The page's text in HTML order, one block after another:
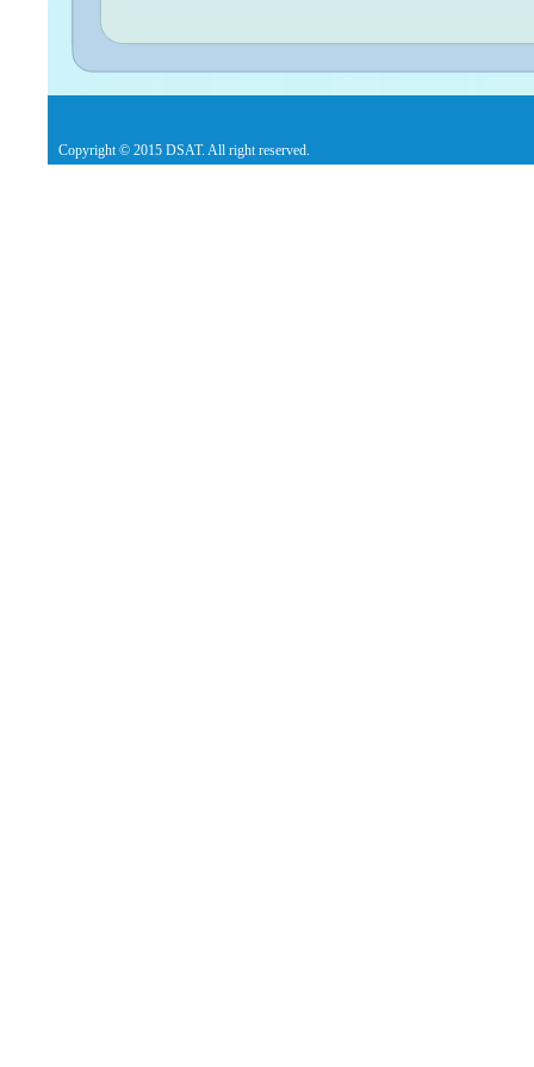
Copyright © 2015 DSAT. All right reserved.